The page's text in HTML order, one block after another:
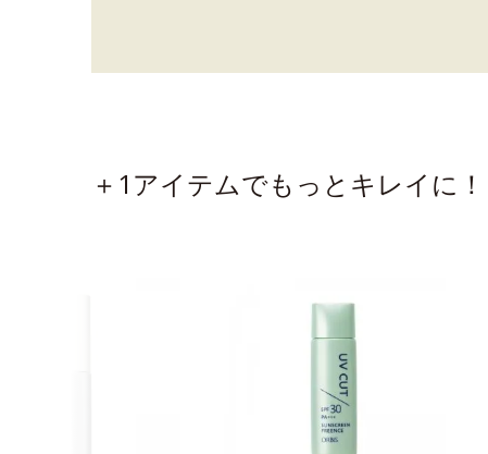
＋1アイテムでもっとキレイに！